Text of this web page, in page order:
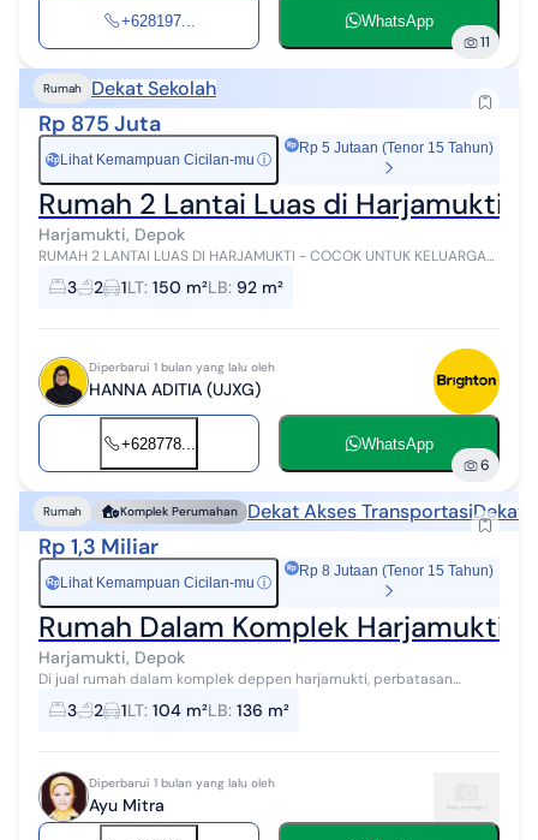
+628197... WhatsApp
11
Rumah Dekat Sekolah
Rp 875 Juta
Rp Lihat Kemampuan Cicilan-mu ⓘ
Rp 5 Jutaan (Tenor 15 Tahun)
Rumah 2 Lantai Luas di Harjamukti
Harjamukti, Depok
RUMAH 2 LANTAI LUAS DI HARJAMUKTI - COCOK UNTUK KELUARGA
BESAR Cari rumah dengan bangunan lega dan banyak ruang?
Properti ini bisa jadi pilihan m...
3 2 1LT: 150 m²LB: 92 m²
Diperbarui 1 bulan yang lalu oleh
HANNA ADITIA (UJXG)
+628778... WhatsApp
6
Rumah Komplek Perumahan Dekat Akses TransportasiDekat
Rp 1,3 Miliar
Rp Lihat Kemampuan Cicilan-mu ⓘ
Rp 8 Jutaan (Tenor 15 Tahun)
Rumah Dalam Komplek Harjamukti
Harjamukti, Depok
Di jual rumah dalam komplek deppen harjamukti, perbatasan
cibubur - depok. blok HH No.7 fasilitas perumahan komplit : ada
pemakaman khusus warga ...
3 2 1LT: 104 m²LB: 136 m²
Diperbarui 1 bulan yang lalu oleh
Ayu Mitra